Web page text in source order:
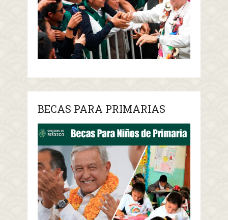
BECAS PARA PRIMARIAS